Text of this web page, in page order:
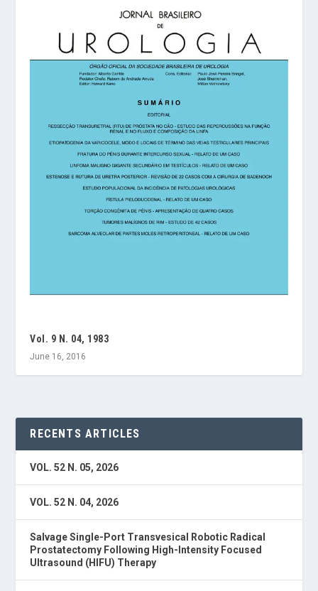
Vol. 9 N. 04, 1983
June 16, 2016
RECENTS ARTICLES
VOL. 52 N. 05, 2026
VOL. 52 N. 04, 2026
Salvage Single-Port Transvesical Robotic Radical
Prostatectomy Following High-Intensity Focused
Ultrasound (HIFU) Therapy